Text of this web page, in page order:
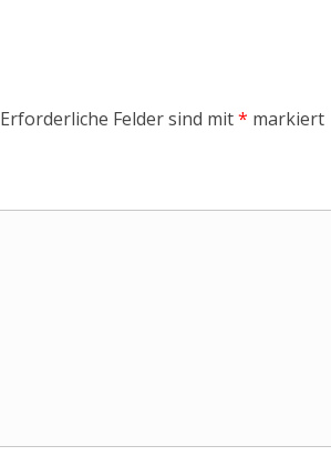
Erforderliche Felder sind mit* markiert